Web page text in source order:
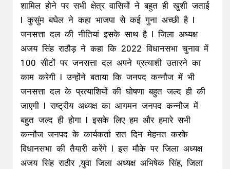
शामिल होने पर सभी क्षेत्र वासियों ने बहुत ही खुशी जताई
l कुसुंम बघेल ने कहा भाजपा से कई गुना अच्छी है l
जनसत्ता दल की नीतियां इसके साथ है l जिला अध्यक्ष
अजय सिंह राठौड़ ने कहा कि 2022 विधानसभा चुनाव में
100 सीटों पर जनसत्ता दल अपने प्रत्याशी उतारने का
काम करेगी l उन्होंने बताया कि जनपद कन्नौज में भी
जनसत्ता दल के प्रत्याशियों की घोषणा बहुत जल्द ही की
जाएगी l राष्ट्रीय अध्यक्ष का आगमन जनपद कन्नौज में
बहुत जल्द ही होगा l इसके लिए हम और हमारे सभी
कन्नौज जनपद के कार्यकर्ता रात दिन मेहनत करके
विधानसभा की तैयारी करेंगे l इस मौके पर जिला अध्यक्ष
अजय सिंह राठौर ,युवा जिला अध्यक्ष अभिषेक सिंह, जिला